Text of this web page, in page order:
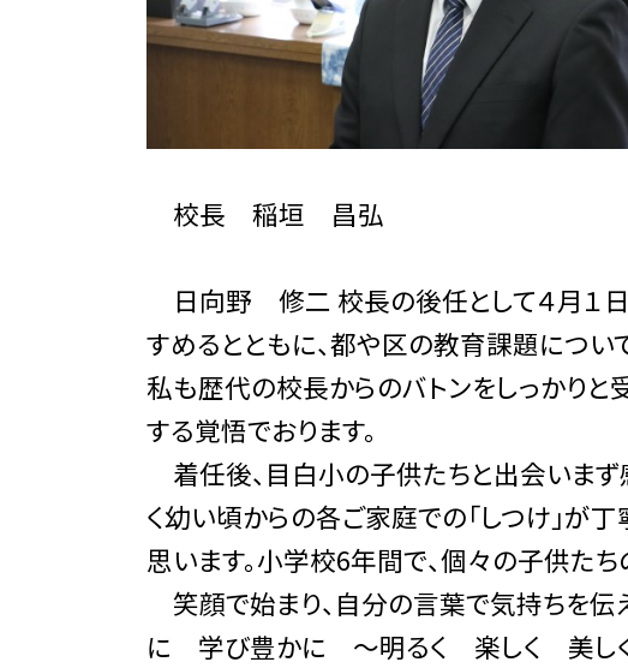
校長 稲垣 昌弘
日向野 修二 校長の後任として４月１日
すめるとともに、都や区の教育課題につい
私も歴代の校長からのバトンをしっかり
する覚悟でおります。
着任後、目白小の子供たちと出会いまず
く幼い頃からの各ご家庭での「しつけ」が
思います。小学校6年間で、個々の子供た
笑顔で始まり、自分の言葉で気持ちを伝
に 学び豊かに ～明るく 楽しく 美しく～